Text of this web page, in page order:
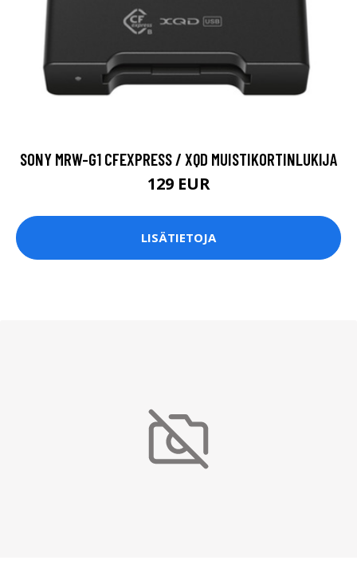
SONY MRW-G1 CFEXPRESS / XQD MUISTIKORTINLUKIJA
129 EUR
LISÄTIETOJA